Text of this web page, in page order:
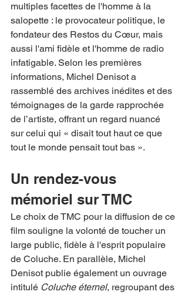
multiples facettes de l'homme à la
salopette : le provocateur politique, le
fondateur des Restos du Cœur, mais
aussi l'ami fidèle et l'homme de radio
infatigable. Selon les premières
informations, Michel Denisot a
rassemblé des archives inédites et des
témoignages de la garde rapprochée
de l’artiste, offrant un regard nuancé
sur celui qui « disait tout haut ce que
tout le monde pensait tout bas ».
Un rendez-vous
mémoriel sur TMC
Le choix de TMC pour la diffusion de ce
film souligne la volonté de toucher un
large public, fidèle à l'esprit populaire
de Coluche. En parallèle, Michel
Denisot publie également un ouvrage
intitulé Coluche éternel, regroupant des